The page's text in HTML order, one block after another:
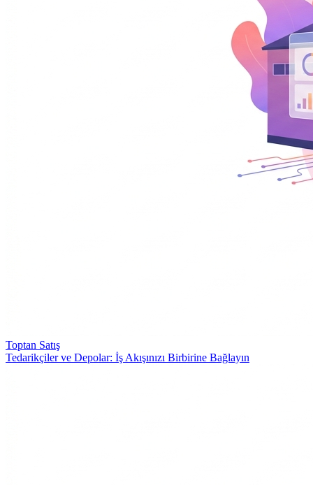
Toptan Satış
Tedarikçiler ve Depolar: İş Akışınızı Birbirine Bağlayın